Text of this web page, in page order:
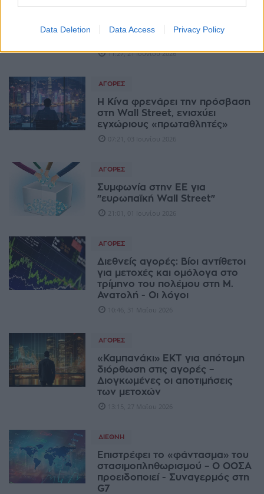
Data Deletion Data Access Privacy Policy
Morgan Stanley: Πώς ο
τον μύθο των επενδυτικών
11:27, 21 Ιουνίου 2026
ΑΓΟΡΈΣ
Η Κίνα φρενάρει την πρόσβαση
στη Wall Street, ενισχύει
εγχώριους «πρωταθλητές»
07:21, 03 Ιουνίου 2026
ΑΓΟΡΈΣ
Συμφωνία στην ΕΕ για
"ευρωπαϊκή Wall Street"
21:01, 01 Ιουνίου 2026
ΑΓΟΡΈΣ
Διεθνείς αγορές: Βίοι αντίθετοι
για μετοχές και ομόλογα στο
τρίμηνο του πολέμου στη Μ.
Ανατολή - Οι λόγοι
10:46, 31 Μαΐου 2026
ΑΓΟΡΈΣ
«Καμπανάκι» ΕΚΤ για απότομη
διόρθωση στις αγορές –
Διογκωμένες οι αποτιμήσεις
των μετοχών
13:15, 27 Μαΐου 2026
ΔΙΕΘΝΉ
Επιστρέφει το «φάντασμα» του
στασιμοπληθωρισμού – O ΟΟΣΑ
προειδοποιεί - Συναγερμός στη
G7